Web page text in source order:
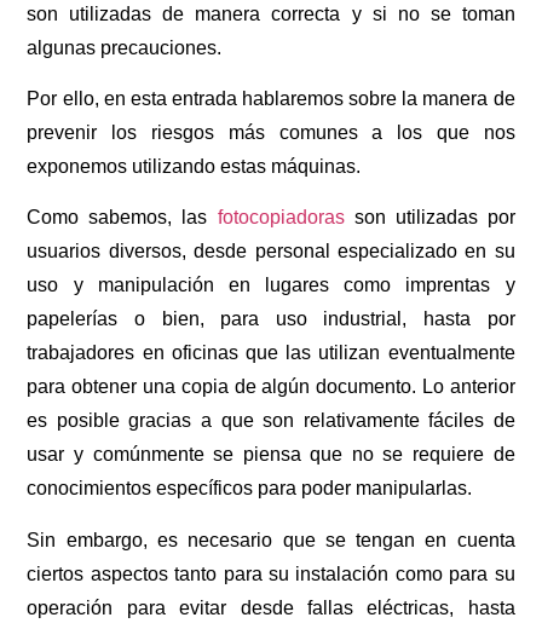
son utilizadas de manera correcta y si no se toman
algunas precauciones.
Por ello, en esta entrada hablaremos sobre la manera de
prevenir los riesgos más comunes a los que nos
exponemos utilizando estas máquinas.
Como sabemos, las fotocopiadorasson utilizadas por
usuarios diversos, desde personal especializado en su
uso y manipulación en lugares como imprentas y
papelerías o bien, para uso industrial, hasta por
trabajadores en oficinas que las utilizan eventualmente
para obtener una copia de algún documento. Lo anterior
es posible gracias a que son relativamente fáciles de
usar y comúnmente se piensa que no se requiere de
conocimientos específicos para poder manipularlas.
Sin embargo, es necesario que se tengan en cuenta
ciertos aspectos tanto para su instalación como para su
operación para evitar desde fallas eléctricas, hasta